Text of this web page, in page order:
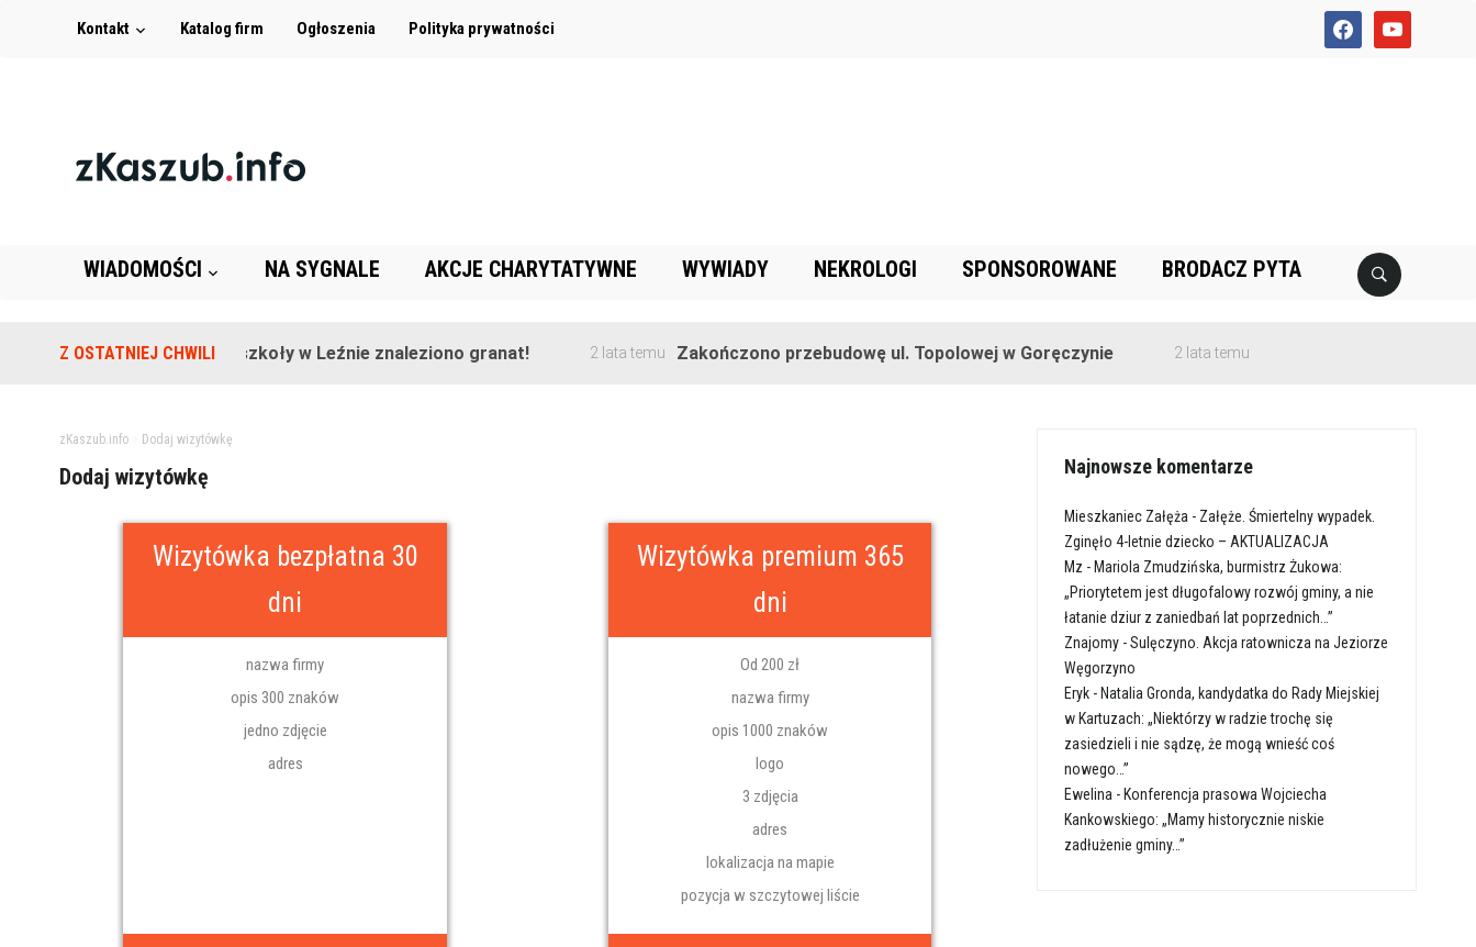
facebookyoutube
Kontakt Katalog firm Ogłoszenia Polityka prywatności
WIADOMOŚCI NA SYGNALE AKCJE CHARYTATYWNE WYWIADY NEKROLOGI SPONSOROWANE BRODACZ PYTA
Z OSTATNIEJ CHWILI
Na terenie szkoły w Leźnie znaleziono granat! 2 lata temu Zakończono przebudowę ul. Topolowej w Goręczynie 2 lata temu
zKaszub.info> Dodaj wizytówkę
Dodaj wizytówkę
Wizytówka bezpłatna 30
dni
nazwa firmy
opis 300 znaków
jedno zdjęcie
adres
Wizytówka premium 365
dni
Od 200 zł
nazwa firmy
opis 1000 znaków
logo
3 zdjęcia
adres
lokalizacja na mapie
pozycja w szczytowej liście
Najnowsze komentarze
Mieszkaniec Załęża - Załęże. Śmiertelny wypadek.
Zginęło 4-letnie dziecko – AKTUALIZACJA
Mz - Mariola Zmudzińska, burmistrz Żukowa:
„Priorytetem jest długofalowy rozwój gminy, a nie
łatanie dziur z zaniedbań lat poprzednich…”
Znajomy -Sulęczyno. Akcja ratownicza na Jeziorze
Węgorzyno
Eryk - Natalia Gronda, kandydatka do Rady Miejskiej
w Kartuzach: „Niektórzy w radzie trochę się
zasiedzieli i nie sądzę, że mogą wnieść coś
nowego…”
Ewelina - Konferencja prasowa Wojciecha
Kankowskiego: „Mamy historycznie niskie
zadłużenie gminy…”